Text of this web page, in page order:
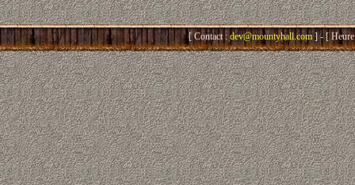
[ Contact : dev@mountyhall.com] - [ Heure